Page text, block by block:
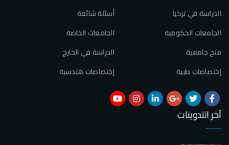
أسئلة شائعة
الدراسة في تركيا
الجامعات الخاصة
الجامعات الحكومية
الدراسة في الخارج
منح جامعية
إختصاصات هندسية
إختصاصات طبية
آخر التدوينات